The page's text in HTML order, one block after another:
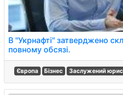
В "Укрнафті" затверджено
повному обсязі.
Європа Бізнес Заслужений